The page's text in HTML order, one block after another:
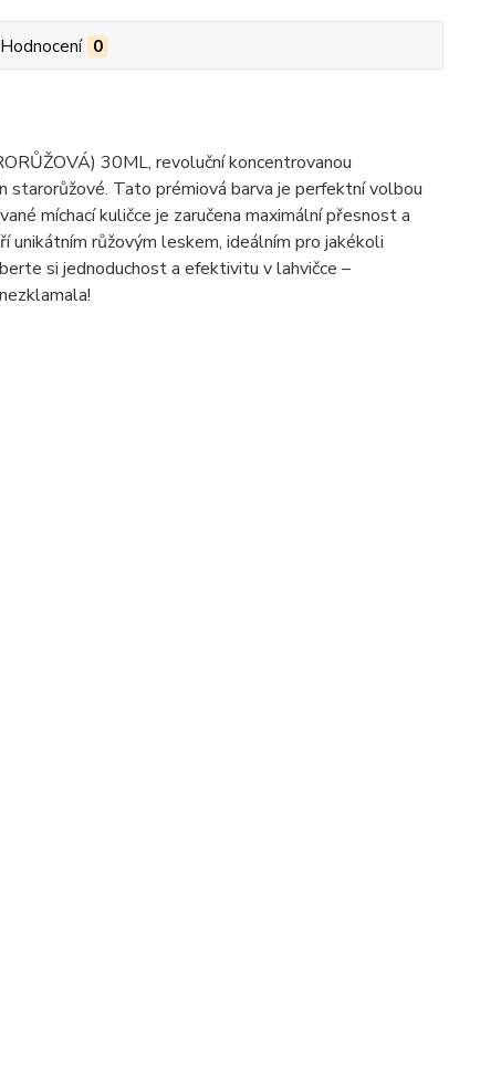
Hodnocení 0
30ML, revoluční koncentrovanou
Tato prémiová barva je perfektní volbou
míchací kuličce je zaručena maximální přesnost a
unikátním růžovým leskem, ideálním pro jakékoli
si jednoduchost a efektivitu v lahvičce –